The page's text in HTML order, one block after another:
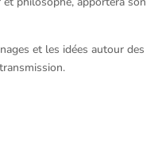
et les idées autour des